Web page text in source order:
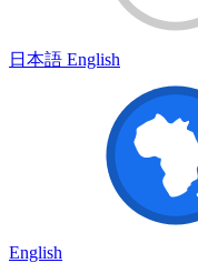
日本語 English
English